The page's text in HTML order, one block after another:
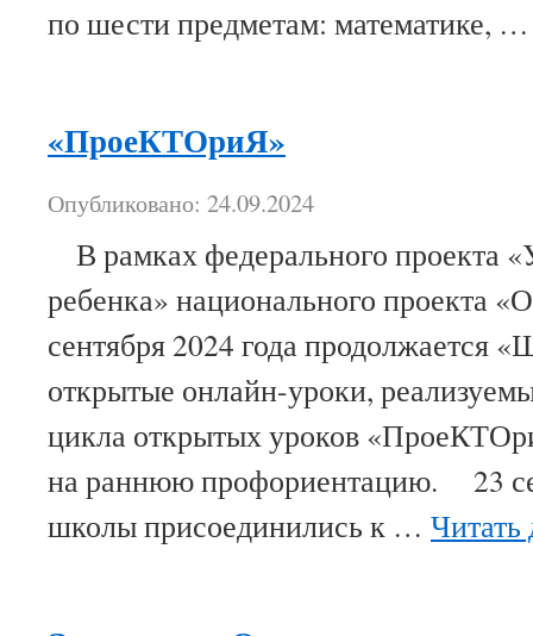
по шести предметам: математике,
«ПроеКТОриЯ»
Опубликовано: 24.09.2024
В рамках федерального проекта
ребенка» национального проекта
сентября 2024 года продолжается
открытые онлайн-уроки,
цикла открытых уроков
на раннюю профориентацию. 23
школы присоединились к … Читать